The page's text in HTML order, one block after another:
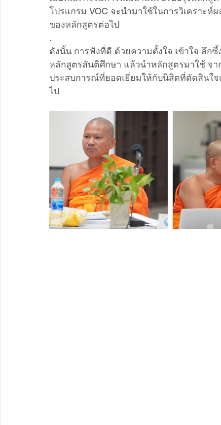
โปรแกรม VOC จะนำมาใช้ในการวิเคราะ
ของหลักสูตรต่อไป
.
ดังนั้น การฟังที่ดี ด้วยความตั้งใจ เข้าใจ ลึก
หลักสูตรสันติศึกษา แล้วนำหลักสูตรมาใช้ จ
ประสบการณ์ที่ยอดเยี่ยมให้กับนิสิตที่ตัดสินใ
ไป